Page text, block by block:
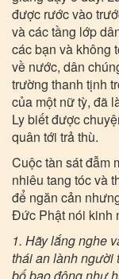
được rước vào
và các tầng lớp
các bạn và không
về nước, dân
trường thanh tịnh
của một nữ tỳ, đã
Ly biết được
quân tới trả thù.
Cuộc tàn sát đẫm
nhiêu tang tóc và
để ngăn cản
Đức Phật nói kinh
1. Hãy lắng nghe
thái an lành người